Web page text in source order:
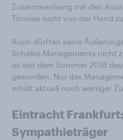
Zusammenhang mit den
Tönnies nicht von der Hand
Auch dürften seine
Schalke-Managements nicht
ist seit dem Sommer 2018
geworden. Nur das
erhält aktuell noch weniger
Eintracht
Sympathieträger